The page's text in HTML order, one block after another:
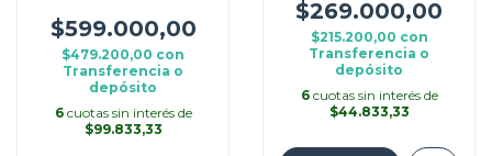
$599.000,00
$479.200,00 con
Transferencia o
depósito
6 cuotas sin interés de
$99.833,33
$269.000,00
$215.200,00 con
Transferencia o
depósito
6 cuotas sin interés de
$44.833,33